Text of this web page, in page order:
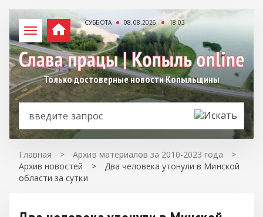
СУББОТА 08.08.2026 18:03
Только достоверные новости Копыльщины
Главная > Архив материалов за 2010-2023 года
>
Архив новостей
>
Два человека утонули в Минской
области за сутки